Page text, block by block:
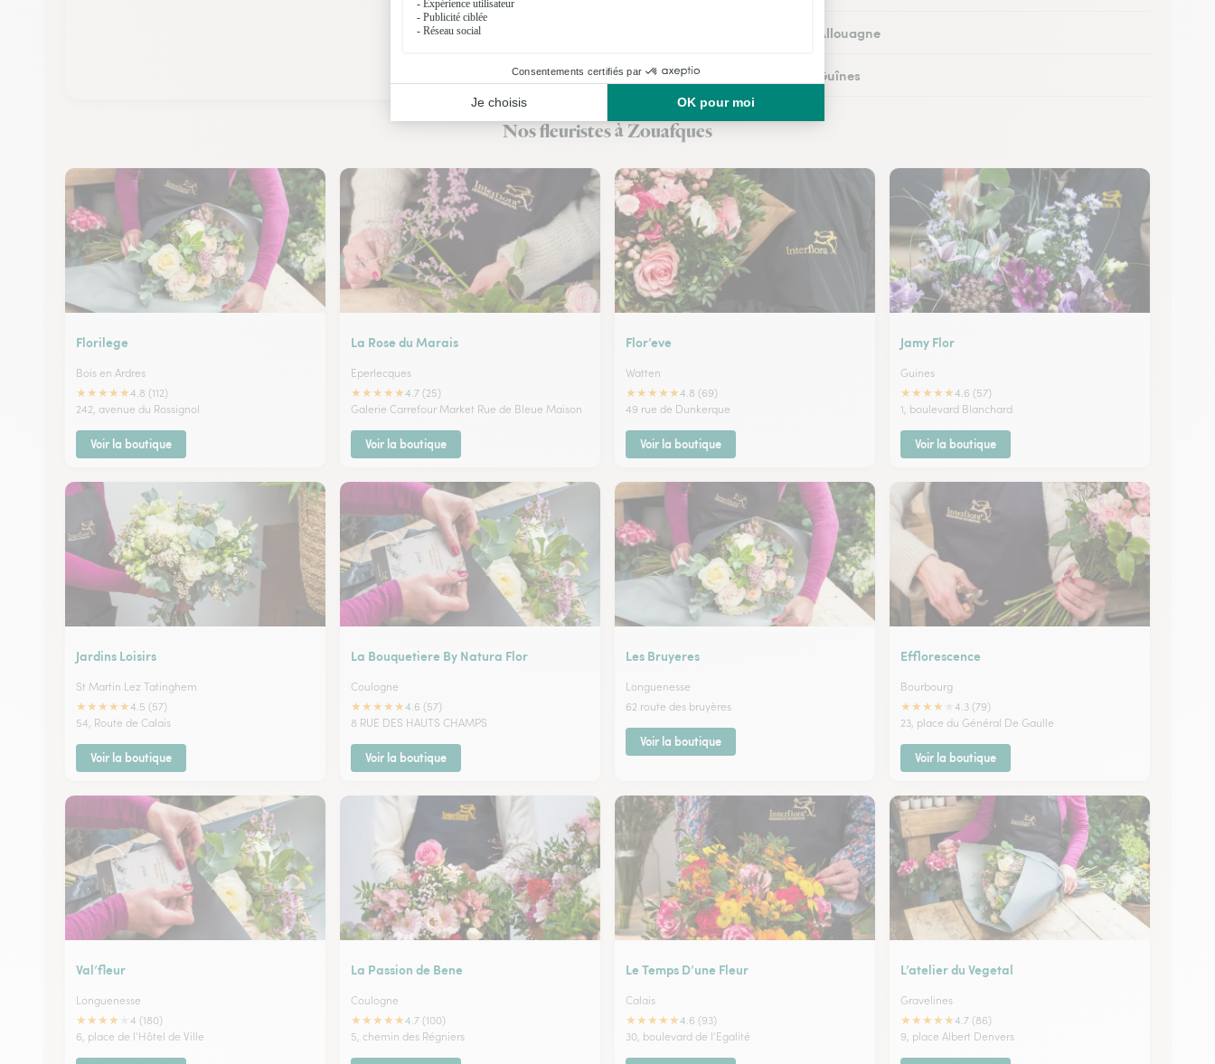
Fleuristes à Allouagne
Fleuristes à Guînes
Fleuristes à Méricourt
Nos fleuristes à Zouafques
Florilege
Bois en Ardres
★★★★★4.8 (112)
242, avenue du Rossignol
Voir la boutique
La Rose du Marais
Eperlecques
★★★★★4.7 (25)
Galerie Carrefour Market Rue de Bleue Maison
Voir la boutique
Flor’eve
Watten
★★★★★4.8 (69)
49 rue de Dunkerque
Voir la boutique
Jamy Flor
Guines
★★★★★4.6 (57)
1, boulevard Blanchard
Voir la boutique
Jardins Loisirs
St Martin Lez Tatinghem
★★★★★4.5 (57)
54, Route de Calais
Voir la boutique
La Bouquetiere By Natura Flor
Coulogne
★★★★★4.6 (57)
8 RUE DES HAUTS CHAMPS
Voir la boutique
Les Bruyeres
Longuenesse
62 route des bruyères
Voir la boutique
Efflorescence
Bourbourg
★★★★
4.3 (79)
23, place du Général De Gaulle
Voir la boutique
Val’fleur
Longuenesse
★★★★
4 (180)
6, place de l'Hôtel de Ville
La Passion de Bene
Coulogne
★★★★★4.7 (100)
5, chemin des Régniers
Le Temps D’une Fleur
Calais
★★★★★4.6 (93)
30, boulevard de l'Egalité
L’atelier du Vegetal
Gravelines
★★★★★4.7 (86)
9, place Albert Denvers